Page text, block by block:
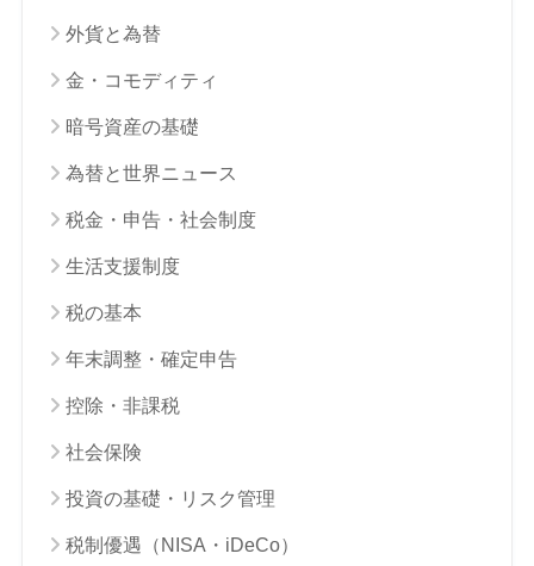
外貨と為替
金・コモディティ
暗号資産の基礎
為替と世界ニュース
税金・申告・社会制度
生活支援制度
税の基本
年末調整・確定申告
控除・非課税
社会保険
投資の基礎・リスク管理
税制優遇（NISA・iDeCo）